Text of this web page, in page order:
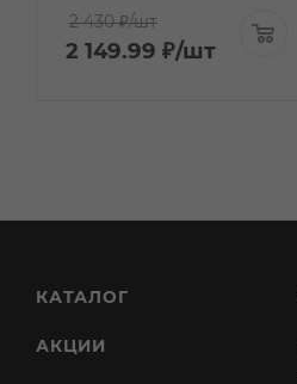
2 430 ₽/шт
2 149.99 ₽/шт
КАТАЛОГ
АКЦИИ